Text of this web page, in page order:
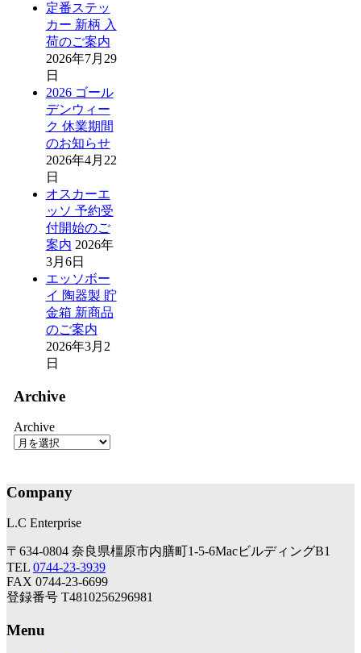
定番ステッ
カー 新柄 入
荷のご案内
2026年7月29
日
2026 ゴール
デンウィー
ク 休業期間
のお知らせ
2026年4月22
日
オスカーエ
ッソ 予約受
付開始のご
案内 2026年
3月6日
エッソボー
イ 陶器製 貯
金箱 新商品
のご案内
2026年3月2
日
Archive
Archive
Company
L.C Enterprise
〒634-0804 奈良県橿原市内膳町1-5-6MacビルディングB1
TEL 0744-23-3939
FAX 0744-23-6699
登録番号 T4810256296981
Menu